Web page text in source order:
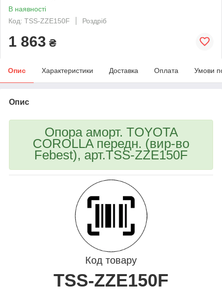
В наявності
Код: TSS-ZZE150F
Роздріб
1 863 ₴
Опис Характеристики Доставка Оплата Умови
Опис
Опора аморт. TOYOTA
COROLLA передн. (вир-во
Febest), арт.TSS-ZZE150F
Код товару
TSS-ZZE150F